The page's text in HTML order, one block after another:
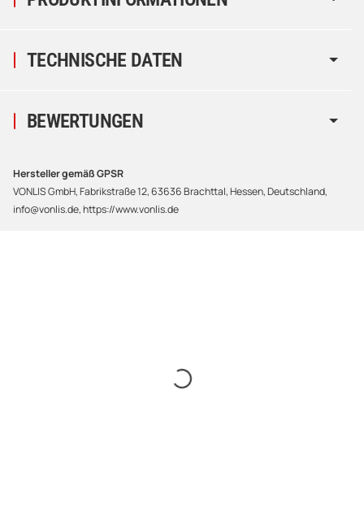
TECHNISCHE DATEN
BEWERTUNGEN
Hersteller gemäß GPSR
VONLIS GmbH, Fabrikstraße 12, 63636 Brachttal, Hessen, Deutschland,
info@vonlis.de, https://www.vonlis.de